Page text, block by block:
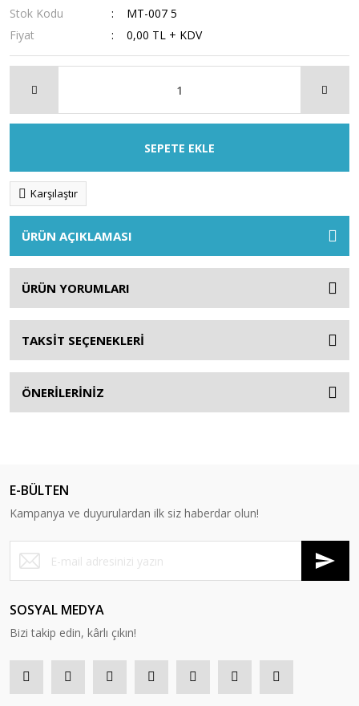
Stok Kodu
MT-007 5
Fiyat
0,00 TL + KDV
SEPETE EKLE
Karşılaştır
ÜRÜN AÇIKLAMASI
ÜRÜN YORUMLARI
TAKSİT SEÇENEKLERİ
ÖNERİLERİNİZ
E-BÜLTEN
Kampanya ve duyurulardan ilk siz haberdar olun!
SOSYAL MEDYA
Bizi takip edin, kârlı çıkın!